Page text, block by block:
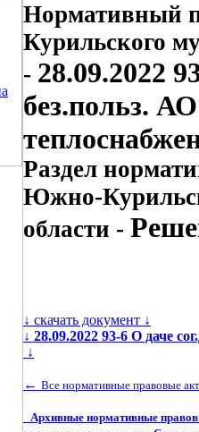
Нормативный
Курильского
- 28.09.2022
без.польз.
Раздел
Южно-
области -
↓ скачать документ ↓
↓ 28.09.2022 93-6 О даче
↓
← Все нормативные правовые
Архивные нормативные